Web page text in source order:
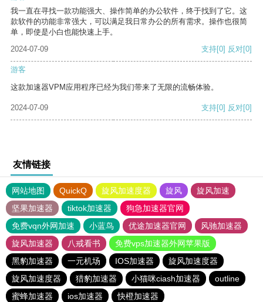
我一直在寻找一款功能强大、操作简单的办公软件，终于找到了它。这
款软件的功能非常强大，可以满足我日常办公的所有需求。操作也很简
单，即使是小白也能快速上手。
2024-07-09
支持[0] 反对[0]
游客
这款加速器VPM应用程序已经为我们带来了无限的流畅体验。
2024-07-09 支持[0] 反对[0]
友情链接
网站地图 QuickQ 旋风加速度器 旋风
旋风加速
坚果加速器
tiktok加速器
狗急加速器官网
免费vqn外网加速
小蓝鸟 优途加速器官网
风驰加速器
旋风加速器
八戒看书
免费vps加速器外网苹果版
黑豹加速器
一元机场 IOS加速器
旋风加速度器
旋风加速度器
猎豹加速器 小猫咪ciash加速器
outline
蜜蜂加速器
ios加速器 快橙加速器